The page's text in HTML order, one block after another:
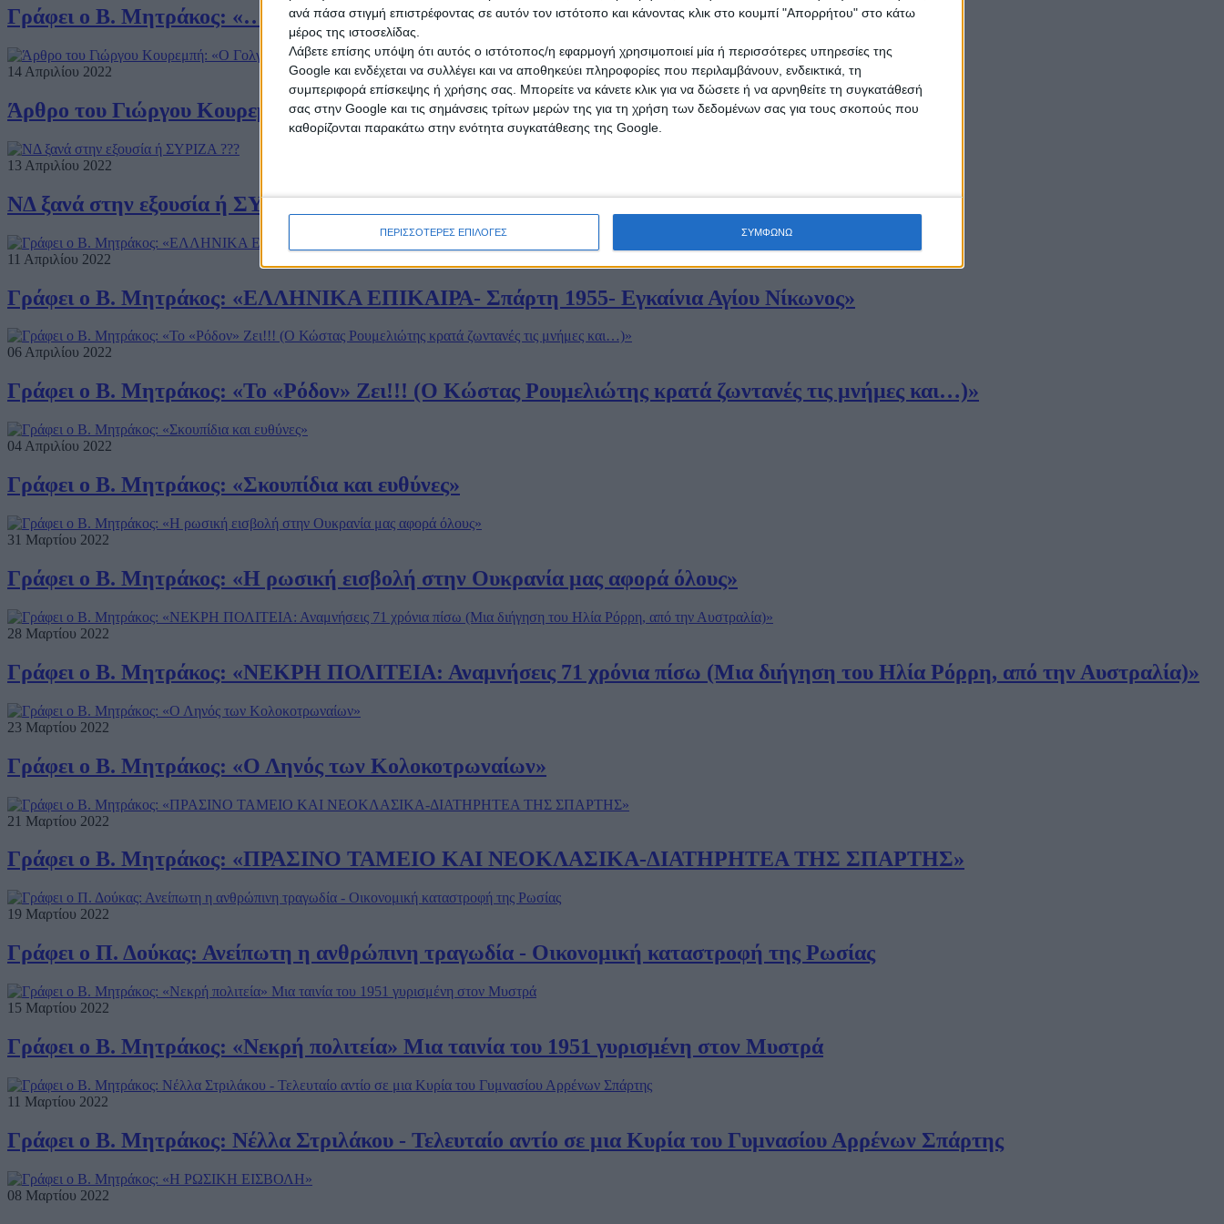
ανά πάσα στιγμή επιστρέφοντας σε αυτόν τον ιστότοπο και κάνοντας κλικ στο κουμπί "Απορρήτου" στο κάτω
μέρος της ιστοσελίδας.
Λάβετε επίσης υπόψη ότι αυτός ο ιστότοπος/η εφαρμογή χρησιμοποιεί μία ή περισσότερες υπηρεσίες της
Google και ενδέχεται να συλλέγει και να αποθηκεύει πληροφορίες που περιλαμβάνουν, ενδεικτικά, τη
συμπεριφορά επίσκεψης ή χρήσης σας. Μπορείτε να κάνετε κλικ για να δώσετε ή να αρνηθείτε τη συγκατάθεσή
σας στην Google και τις σημάνσεις τρίτων μερών της για τη χρήση των δεδομένων σας για τους σκοπούς που
καθορίζονται παρακάτω στην ενότητα συγκατάθεσης της Google.
ΠΕΡΙΣΣΟΤΕΡΕΣ ΕΠΙΛΟΓΕΣ ΣΥΜΦΩΝΩ
Γράφει ο Β. Μητράκος: «…Κάθεται σπίνος και κελαηδεί…»
14 Απριλίου 2022
Άρθρο του Γιώργου Κουρεμπή: «Ο Γολγοθάς της Σπάρτης!»
13 Απριλίου 2022
ΝΔ ξανά στην εξουσία ή ΣΥΡΙΖΑ ???
11 Απριλίου 2022
Γράφει ο Β. Μητράκος: «ΕΛΛΗΝΙΚΑ ΕΠΙΚΑΙΡΑ- Σπάρτη 1955- Εγκαίνια Αγίου Νίκωνος»
06 Απριλίου 2022
Γράφει ο Β. Μητράκος: «Το «Ρόδον» Ζει!!! (Ο Κώστας Ρουμελιώτης κρατά ζωντανές τις μνήμες και…)»
04 Απριλίου 2022
Γράφει ο Β. Μητράκος: «Σκουπίδια και ευθύνες»
31 Μαρτίου 2022
Γράφει ο Β. Μητράκος: «Η ρωσική εισβολή στην Ουκρανία μας αφορά όλους»
28 Μαρτίου 2022
Γράφει ο Β. Μητράκος: «ΝΕΚΡΗ ΠΟΛΙΤΕΙΑ: Αναμνήσεις 71 χρόνια πίσω (Μια διήγηση του Ηλία Ρόρρη, από την Αυστραλία)»
23 Μαρτίου 2022
Γράφει ο Β. Μητράκος: «Ο Ληνός των Κολοκοτρωναίων»
21 Μαρτίου 2022
Γράφει ο Β. Μητράκος: «ΠΡΑΣΙΝΟ ΤΑΜΕΙΟ ΚΑΙ ΝΕΟΚΛΑΣΙΚΑ-ΔΙΑΤΗΡΗΤΕΑ ΤΗΣ ΣΠΑΡΤΗΣ»
19 Μαρτίου 2022
Γράφει ο Π. Δούκας: Ανείπωτη η ανθρώπινη τραγωδία - Οικονομική καταστροφή της Ρωσίας
15 Μαρτίου 2022
Γράφει ο Β. Μητράκος: «Νεκρή πολιτεία» Μια ταινία του 1951 γυρισμένη στον Μυστρά
11 Μαρτίου 2022
Γράφει ο Β. Μητράκος: Νέλλα Στριλάκου - Τελευταίο αντίο σε μια Κυρία του Γυμνασίου Αρρένων Σπάρτης
08 Μαρτίου 2022